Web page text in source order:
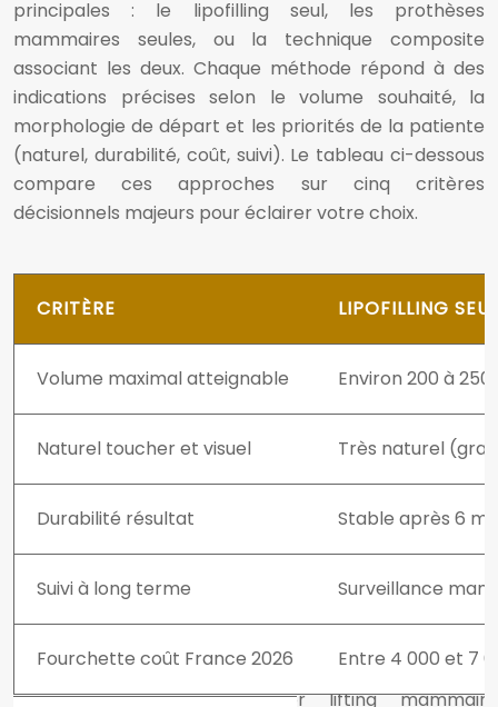
principales : le lipofilling seul, les prothèses
mammaires seules, ou la technique composite
associant les deux. Chaque méthode répond à des
indications précises selon le volume souhaité, la
morphologie de départ et les priorités de la patiente
(naturel, durabilité, coût, suivi). Le tableau ci-dessous
compare ces approches sur cinq critères
décisionnels majeurs pour éclairer votre choix.
CRITÈRE LIPOFILLING SEUL
Volume maximal atteignable Environ 200 à
Naturel toucher et visuel Très naturel
Durabilité résultat Stable après 6
Suivi à long terme Surveillance
Fourchette coût France 2026 Entre 4 000 et 7